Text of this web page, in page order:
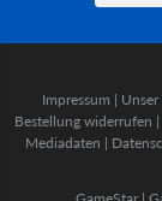
Impressum | Unser
Bestellung widerrufen |
Mediadaten |